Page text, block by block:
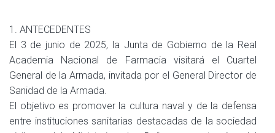
1. ANTECEDENTES
El 3 de junio de 2025, la Junta de Gobierno de la Real
Academia Nacional de Farmacia visitará el Cuartel
General de la Armada, invitada por el General Director de
Sanidad de la Armada.
El objetivo es promover la cultura naval y de la defensa
entre instituciones sanitarias destacadas de la sociedad